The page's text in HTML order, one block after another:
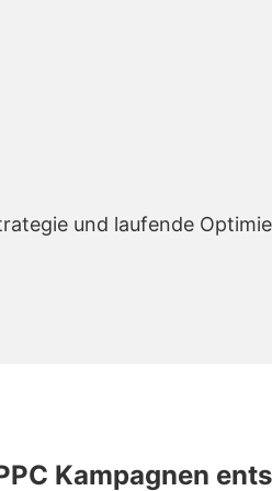
und laufende
Kampagnen